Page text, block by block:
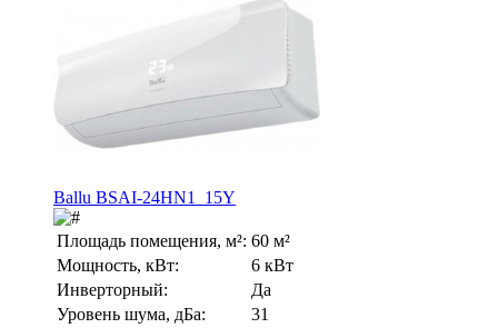
Ballu BSAI-24HN1_15Y
Площадь помещения, м²: 60 м²
Мощность, кВт:
6 кВт
Инверторный:
Да
Уровень шума, дБа:
31